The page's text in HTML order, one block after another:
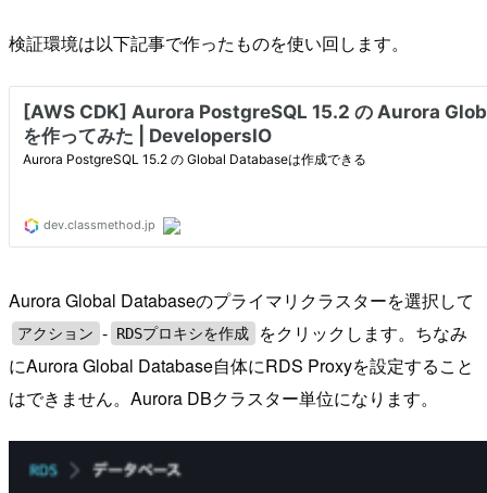
検証環境は以下記事で作ったものを使い回します。
Aurora Global Databaseのプライマリクラスターを選択して
アクション - RDSプロキシを作成
をクリックします。ちなみ
にAurora Global Database自体にRDS Proxyを設定すること
はできません。Aurora DBクラスター単位になります。